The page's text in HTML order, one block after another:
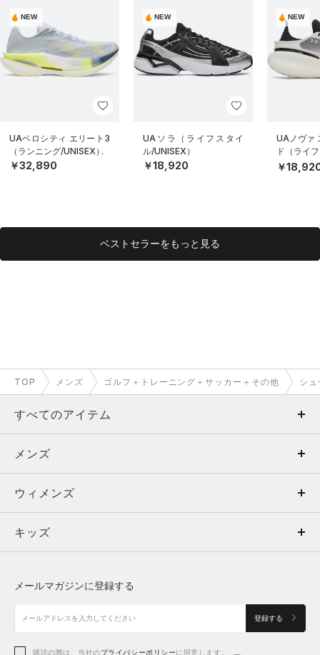
NEW
UAベロシティ エリート3
（ランニング/UNISEX）
￥32,890
NEW
UAソラ（ライフスタイ
ル/UNISEX）
￥18,920
NEW
UAノヴァ
ド（ライ
EX）
￥
ベストセラーをもっと見る
TOP メンズ ゴルフ＋トレーニング＋サッカー＋その他 シ
すべてのアイテム
メンズ
ウィメンズ
キッズ
アクセサリー
メンズ
トップス
ボトムス
アクセサリー
ウィメンズ
トップス
シューズ
キッズ
シューズ
メールマガジンに登録する
登録する
購読の際は、当社のプライバシーポリシーに同意します。